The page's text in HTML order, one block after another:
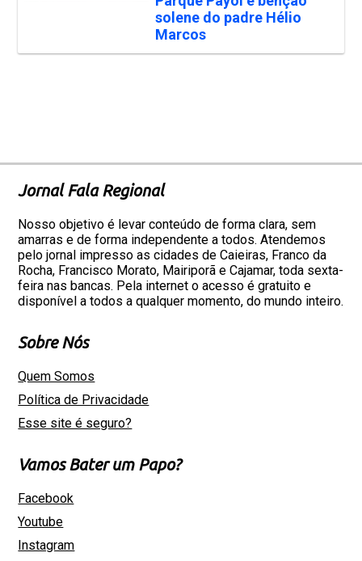
solene do padre Hélio
Marcos
Jornal Fala Regional
Nosso objetivo é levar conteúdo de forma clara, sem
amarras e de forma independente a todos. Atendemos
pelo jornal impresso as cidades de Caieiras, Franco da
Rocha, Francisco Morato, Mairiporã e Cajamar, toda sexta-
feira nas bancas. Pela internet o acesso é gratuito e
disponível a todos a qualquer momento, do mundo inteiro.
Sobre Nós
Quem Somos
Política de Privacidade
Esse site é seguro?
Vamos Bater um Papo?
Facebook
Youtube
Instagram